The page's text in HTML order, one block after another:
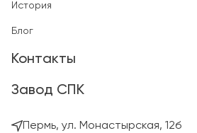
История
Блог
Контакты
Завод СПК
Пермь, ул. Монастырская, 12б